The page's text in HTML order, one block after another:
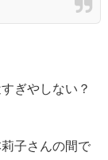
ぎやしない？
子さんの間で